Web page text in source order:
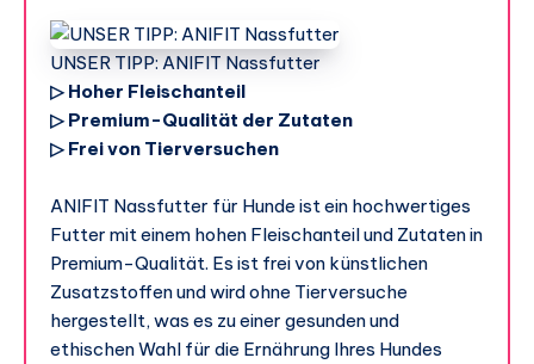
UNSER TIPP: ANIFIT Nassfutter
▷ Hoher Fleischanteil
▷ Premium-Qualität der Zutaten
▷ Frei von Tierversuchen
ANIFIT Nassfutter für Hunde ist ein hochwertiges
Futter mit einem hohen Fleischanteil und Zutaten in
Premium-Qualität. Es ist frei von künstlichen
Zusatzstoffen und wird ohne Tierversuche
hergestellt, was es zu einer gesunden und
ethischen Wahl für die Ernährung Ihres Hundes